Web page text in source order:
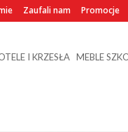
Zaufali nam Promocje
I KRZESŁA MEBLE